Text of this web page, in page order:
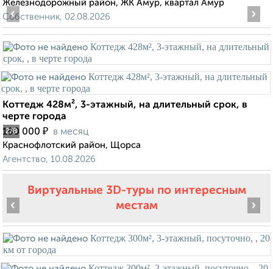
Железнодорожный район, ЖК Амур, квартал Амур
Собственник, 02.08.2026
2/8
‹ ›
Коттедж 428м², 3-этажный, на длительный срок, в
черте города
180 000 ₽ в месяц
Краснофлотский район, Щорса
Агентство, 10.08.2026
Виртуальные 3D-туры по интересным
местам
‹ ›